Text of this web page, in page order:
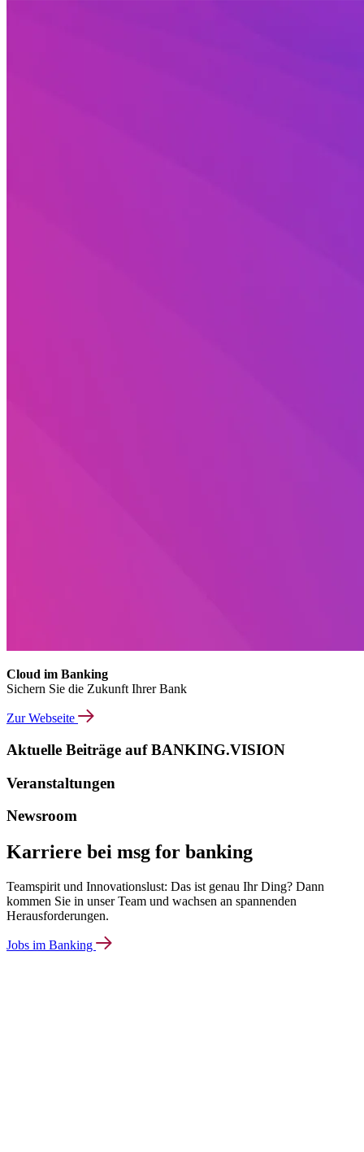
Cloud im Banking
Sichern Sie die Zukunft Ihrer Bank
Zur Webseite
Aktuelle Beiträge auf BANKING.VISION
Veranstaltungen
Newsroom
Karriere bei msg for banking
Teamspirit und Innovationslust: Das ist genau Ihr Ding? Dann
kommen Sie in unser Team und wachsen an spannenden
Herausforderungen.
Jobs im Banking